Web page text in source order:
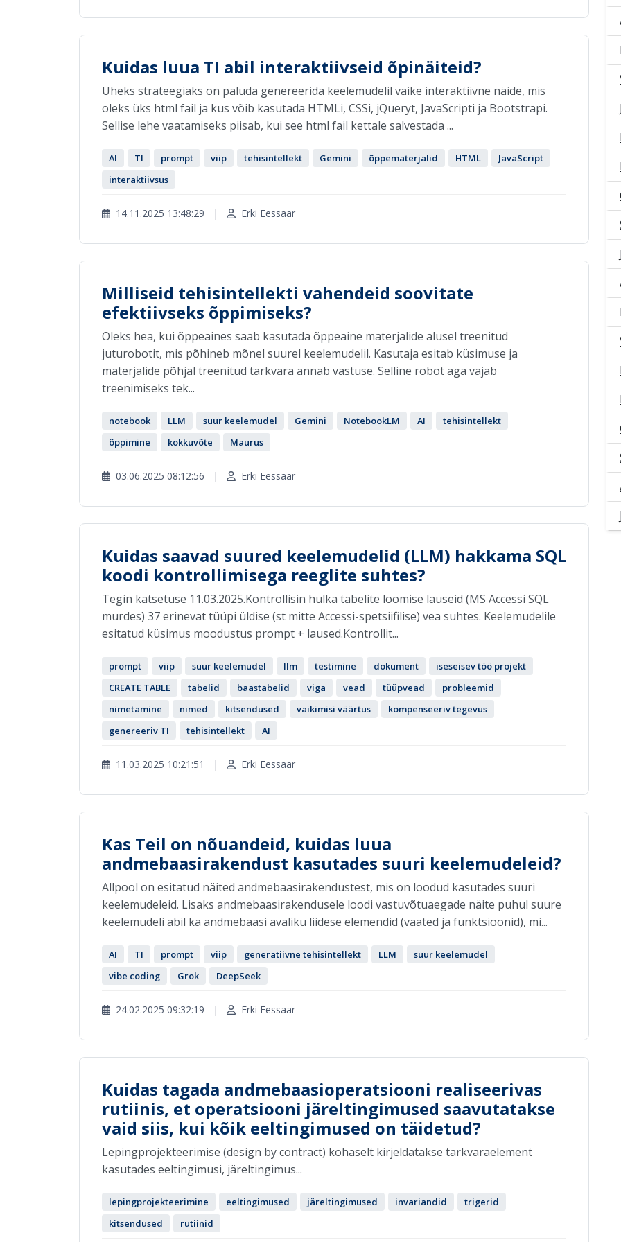
Kuidas luua TI abil interaktiivseid õpinäiteid?
Üheks strateegiaks on paluda genereerida keelemudelil väike interaktiivne näide, mis
oleks üks html fail ja kus võib kasutada HTMLi, CSSi, jQueryt, JavaScripti ja Bootstrapi.
Sellise lehe vaatamiseks piisab, kui see html fail kettale salvestada ...
AI TI prompt viip tehisintellekt Gemini õppematerjalid HTML
JavaScript
interaktiivsus
14.11.2025 13:48:29 | Erki Eessaar
Milliseid tehisintellekti vahendeid soovitate
efektiivseks õppimiseks?
Oleks hea, kui õppeaines saab kasutada õppeaine materjalide alusel treenitud
juturobotit, mis põhineb mõnel suurel keelemudelil. Kasutaja esitab küsimuse ja
materjalide põhjal treenitud tarkvara annab vastuse. Selline robot aga vajab
treenimiseks tek...
notebook LLM suur keelemudel Gemini NotebookLM AI
tehisintellekt
õppimine
kokkuvõte Maurus
03.06.2025 08:12:56 | Erki Eessaar
Kuidas saavad suured keelemudelid (LLM) hakkama SQL
koodi kontrollimisega reeglite suhtes?
Tegin katsetuse 11.03.2025.Kontrollisin hulka tabelite loomise lauseid (MS Accessi SQL
murdes) 37 erinevat tüüpi üldise (st mitte Accessi-spetsiifilise) vea suhtes. Keelemudelile
esitatud küsimus moodustus prompt + laused.Kontrollit...
prompt viip suur keelemudel llm testimine dokument
iseseisev töö projekt
CREATE TABLE
tabelid baastabelid viga vead tüüpvead
probleemid
nimetamine
nimed kitsendused vaikimisi väärtus
kompenseeriv tegevus
genereeriv TI
tehisintellekt AI
11.03.2025 10:21:51 | Erki Eessaar
Kas Teil on nõuandeid, kuidas luua
andmebaasirakendust kasutades suuri keelemudeleid?
Allpool on esitatud näited andmebaasirakendustest, mis on loodud kasutades suuri
keelemudeleid. Lisaks andmebaasirakendusele loodi vastuvõtuaegade näite puhul suure
keelemudeli abil ka andmebaasi avaliku liidese elemendid (vaated ja funktsioonid), mi...
AI TI prompt viip generatiivne tehisintellekt LLM
suur keelemudel
vibe coding
Grok DeepSeek
24.02.2025 09:32:19 | Erki Eessaar
Kuidas tagada andmebaasioperatsiooni realiseerivas
rutiinis, et operatsiooni järeltingimused saavutatakse
vaid siis, kui kõik eeltingimused on täidetud?
Lepingprojekteerimise (design by contract) kohaselt kirjeldatakse tarkvaraelement
kasutades eeltingimusi, järeltingimus...
lepingprojekteerimine eeltingimused järeltingimused invariandid
trigerid
kitsendused
rutiinid